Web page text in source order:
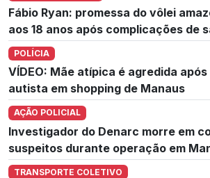
Fábio Ryan: promessa do vôlei
aos 18 anos após complicações de
POLÍCIA
VÍDEO: Mãe atípica é agredida
autista em shopping de Manaus
AÇÃO POLICIAL
Investigador do Denarc morre em
suspeitos durante operação em
TRANSPORTE COLETIVO